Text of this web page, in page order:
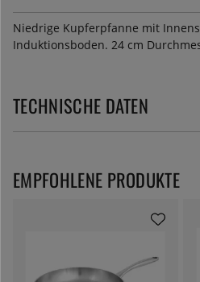
Niedrige Kupferpfanne mit
Induktionsboden. 24 cm
TECHNISCHE DATEN
EMPFOHLENE PRODUKTE